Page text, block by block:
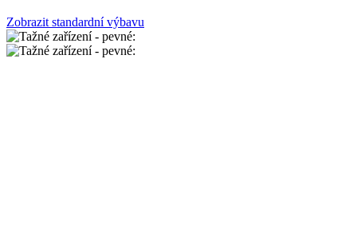
Zobrazit standardní výbavu